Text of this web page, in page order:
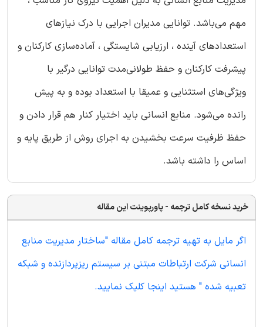
مهم می‌باشد. توانایی مدیران اجرایی با درک نیازهای
استعدادهای آینده ، ارزیابی شایستگی ، آماده‌سازی کارکنان و
پیشرفت کارکنان و حفظ طولانی‌مدت توانایی درگیر با
ویژگی‌های استثنایی و عمیقا با استعداد بوده و به پیش
رانده می‌شود. منابع انسانی باید اختیار کنار هم قرار دادن و
حفظ ظرفیت سرعت بخشیدن به اجرای روش از طریق پایه و
اساس را داشته باشد.
خرید نسخه کامل ترجمه - پاورپوینت این مقاله
اگر مایل به تهیه ترجمه کامل مقاله "ساختار مدیریت منابع
انسانی شرکت ارتباطات مبتنی بر سیستم ریزپردازنده و شبکه
تعبیه شده " هستید اینجا کلیک نمایید.